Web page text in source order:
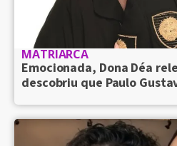
MATRIARCA
Emocionada, Dona Déa
descobriu que Paulo